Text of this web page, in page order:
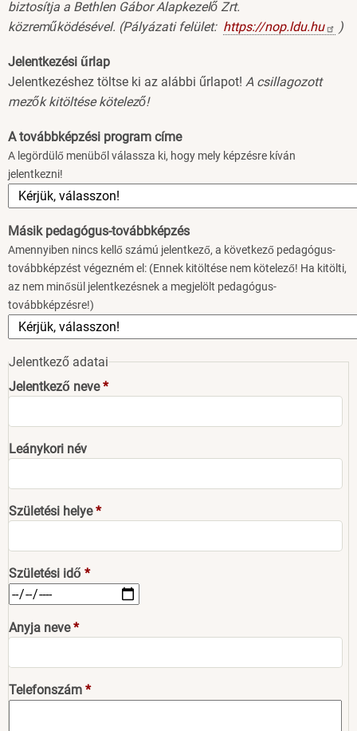
biztosítja a Bethlen Gábor Alapkezelő Zrt.
közreműködésével. (Pályázati felület: https://nop.ldu.hu )
Jelentkezési űrlap
Jelentkezéshez töltse ki az alábbi űrlapot! A csillagozott
mezők kitöltése kötelező!
A továbbképzési program címe
A legördülő menüből válassza ki, hogy mely képzésre kíván
jelentkezni!
Másik pedagógus-továbbképzés
Amennyiben nincs kellő számú jelentkező, a következő pedagógus-
továbbképzést végezném el: (Ennek kitöltése nem kötelező! Ha kitölti,
az nem minősül jelentkezésnek a megjelölt pedagógus-
továbbképzésre!)
Jelentkező adatai
Jelentkező neve
Leánykori név
Születési helye
Születési idő
Anyja neve
Telefonszám